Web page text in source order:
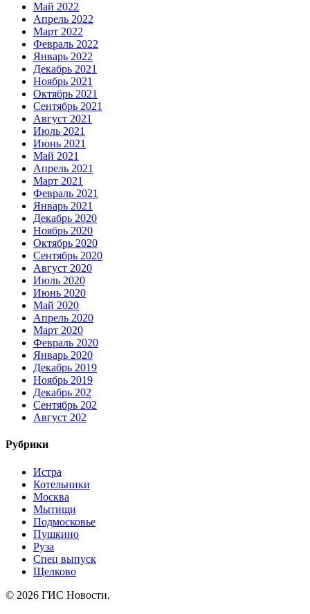
Май 2022
Апрель 2022
Март 2022
Февраль 2022
Январь 2022
Декабрь 2021
Ноябрь 2021
Октябрь 2021
Сентябрь 2021
Август 2021
Июль 2021
Июнь 2021
Май 2021
Апрель 2021
Март 2021
Февраль 2021
Январь 2021
Декабрь 2020
Ноябрь 2020
Октябрь 2020
Сентябрь 2020
Август 2020
Июль 2020
Июнь 2020
Май 2020
Апрель 2020
Март 2020
Февраль 2020
Январь 2020
Декабрь 2019
Ноябрь 2019
Декабрь 202
Сентябрь 202
Август 202
Рубрики
Истра
Котельники
Москва
Мытищи
Подмосковье
Пушкино
Руза
Спец выпуск
Щелково
© 2026 ГИС Новости.